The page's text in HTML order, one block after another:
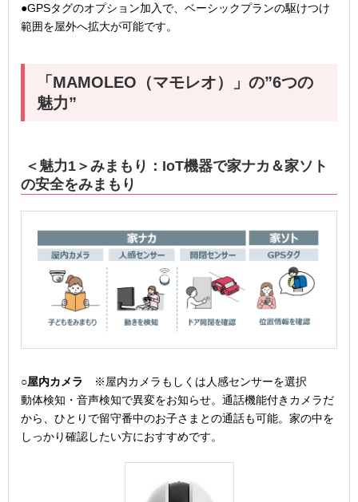
●GPSタグのオプション加入で、ベーシックプランの駆けつけ
範囲を屋外へ拡大が可能です。
「 MAMOLEO （マモレオ）」の”6つの
魅力”
＜魅力1 ＞みまもり ：IoT機器で家ナカ＆家ソト
の安全をみまもり
○屋内カメラ ※屋内カメラもしくは人感センサーを選択
動体検知・音声検知で異変をお知らせ。通話機能付きカメラだ
から、ひとりで留守番中のお子さまとの通話も可能。家の中を
しっかり確認したい方におすすめです。